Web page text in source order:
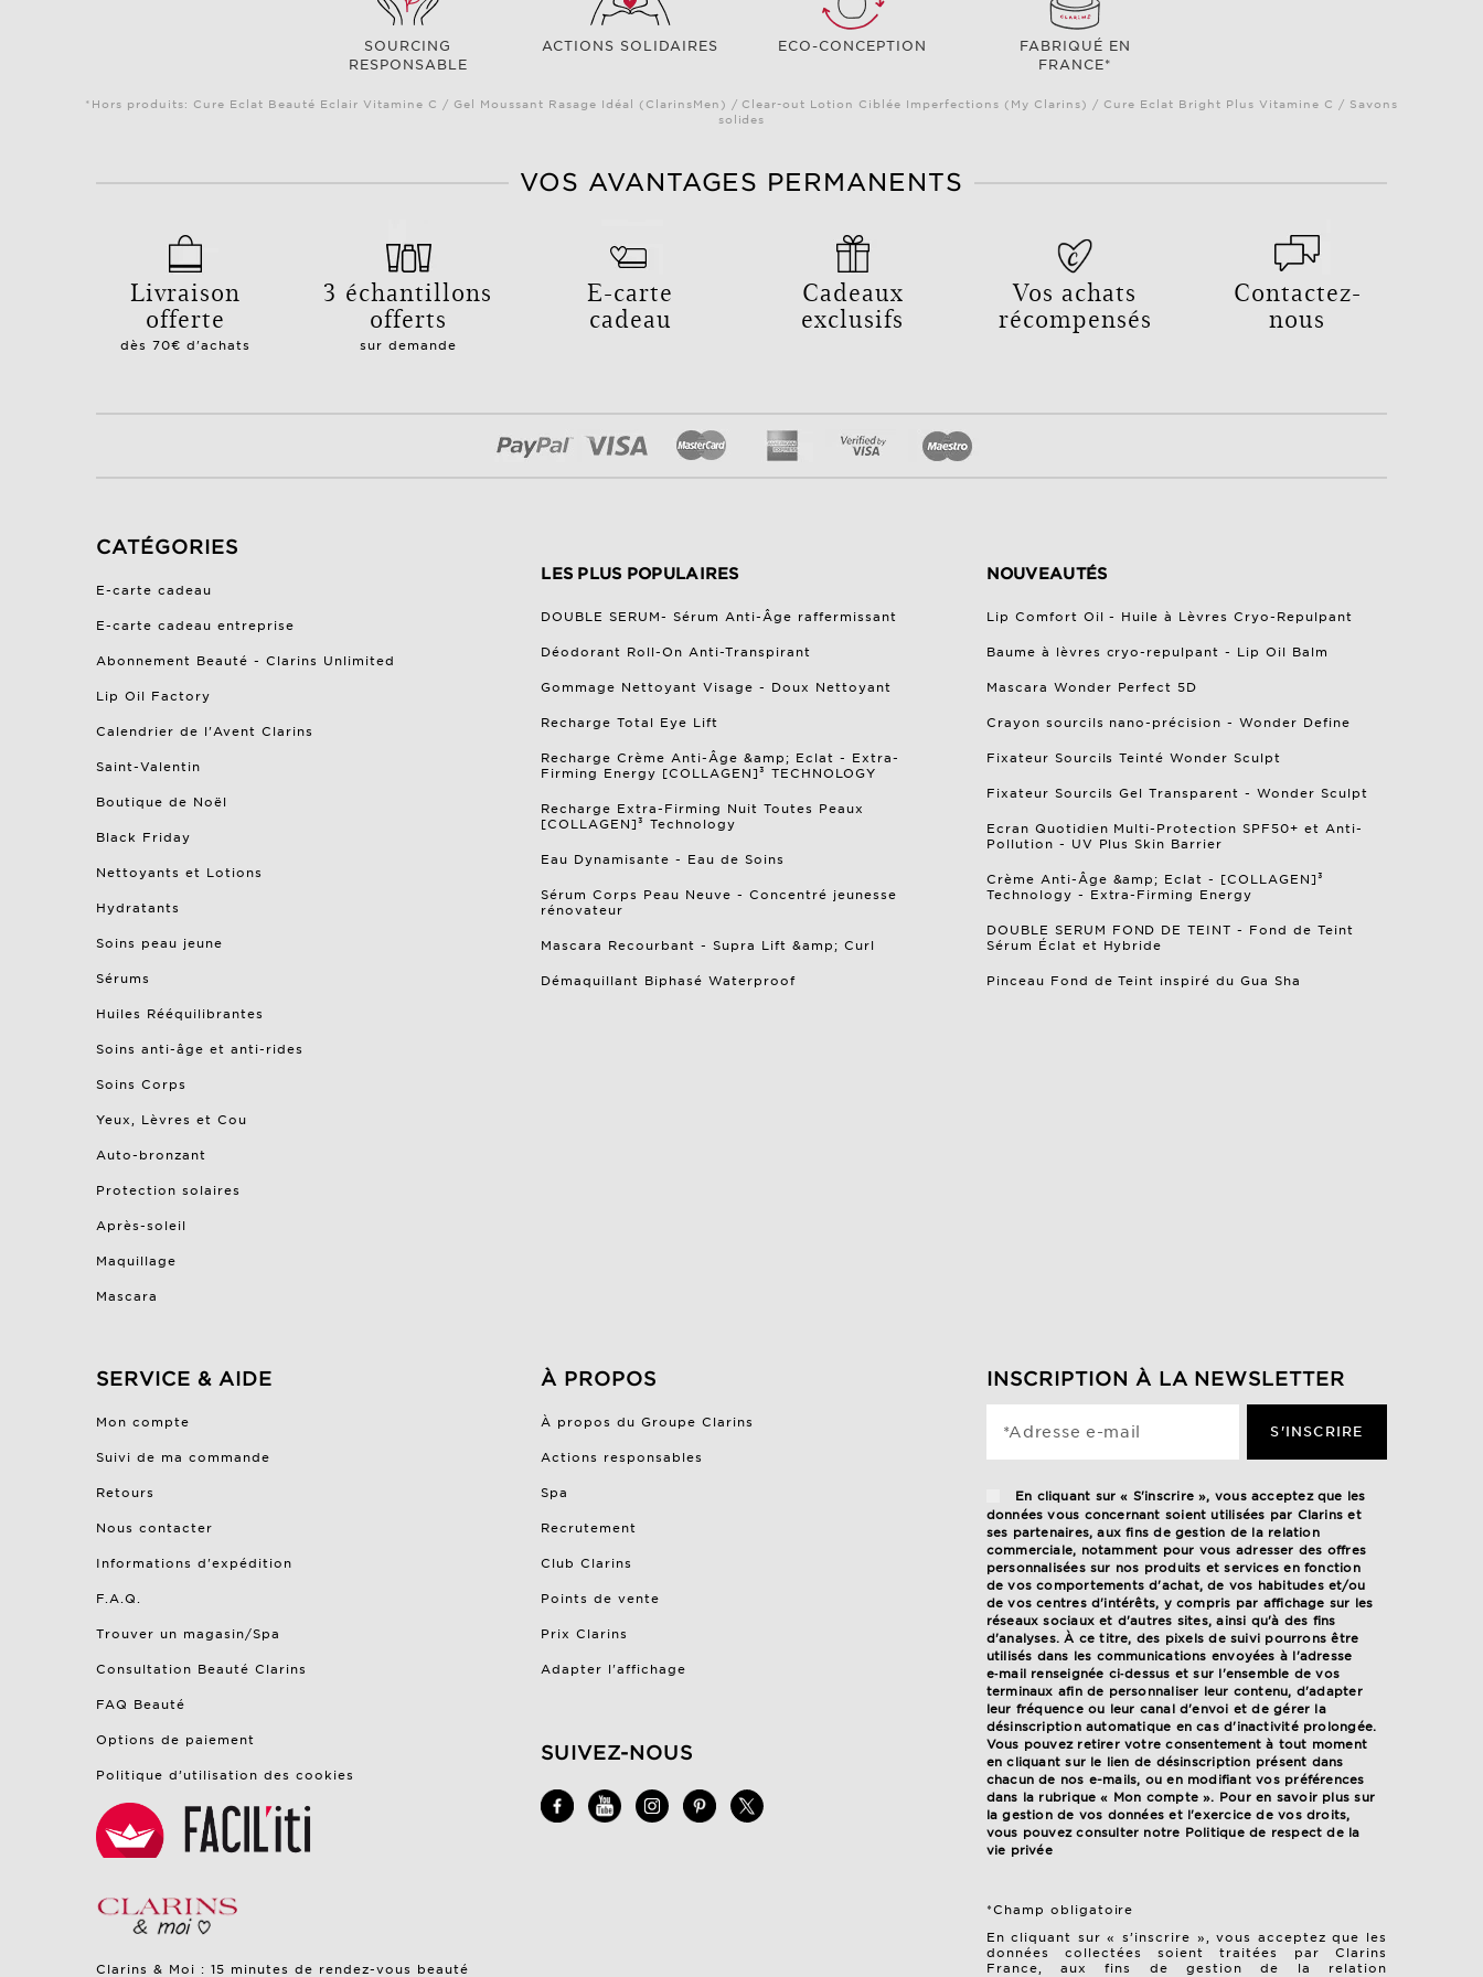
SOURCING
RESPONSABLE
ACTIONS SOLIDAIRES ECO-CONCEPTION
FABRIQUÉ EN
FRANCE*
*Hors produits: Cure Eclat Beauté Eclair Vitamine C / Gel Moussant Rasage Idéal (ClarinsMen) / Clear-out Lotion Ciblée Imperfections (My Clarins) / Cure Eclat Bright Plus Vitamine C / Savons
solides
VOS AVANTAGES PERMANENTS
Livraison
offerte
dès 70€ d'achats
3 échantillons
offerts
sur demande
E-carte
cadeau
Cadeaux
exclusifs
Vos achats
récompensés
Contactez-
nous
CATÉGORIES
E-carte cadeau
E-carte cadeau entreprise
Abonnement Beauté - Clarins Unlimited
Lip Oil Factory
Calendrier de l'Avent Clarins
Saint-Valentin
Boutique de Noël
Black Friday
Nettoyants et Lotions
Hydratants
Soins peau jeune
Sérums
Huiles Rééquilibrantes
Soins anti-âge et anti-rides
Soins Corps
Yeux, Lèvres et Cou
Auto-bronzant
Protection solaires
Après-soleil
Maquillage
Mascara
LES PLUS POPULAIRES
DOUBLE SERUM- Sérum Anti-Âge raffermissant
Déodorant Roll-On Anti-Transpirant
Gommage Nettoyant Visage​ - Doux Nettoyant
Recharge Total Eye Lift
Recharge Crème Anti-Âge &amp; Eclat - Extra-
Firming Energy [COLLAGEN]³ TECHNOLOGY
Recharge Extra-Firming Nuit Toutes Peaux
[COLLAGEN]³ Technology
Eau Dynamisante - Eau de Soins
Sérum Corps Peau Neuve - Concentré jeunesse
rénovateur
Mascara Recourbant - Supra Lift &amp; Curl
Démaquillant Biphasé Waterproof
NOUVEAUTÉS
Lip Comfort Oil - Huile à Lèvres Cryo-Repulpant
Baume à lèvres cryo-repulpant - Lip Oil Balm
Mascara Wonder Perfect 5D
Crayon sourcils nano-précision - Wonder Define
Fixateur Sourcils Teinté Wonder Sculpt
Fixateur Sourcils Gel Transparent - Wonder Sculpt
Ecran Quotidien Multi-Protection SPF50+ et Anti-
Pollution - UV Plus Skin Barrier
Crème Anti-Âge &amp; Eclat - [COLLAGEN]³
Technology - Extra-Firming Energy
DOUBLE SERUM FOND DE TEINT - Fond de Teint
Sérum Éclat et Hybride
Pinceau Fond de Teint inspiré du Gua Sha
SERVICE & AIDE
Mon compte
Suivi de ma commande
Retours
Nous contacter
Informations d'expédition
F.A.Q.
Trouver un magasin/Spa
Consultation Beauté Clarins
FAQ Beauté
Options de paiement
Politique d’utilisation des cookies
Clarins & Moi : 15 minutes de rendez-vous beauté
À PROPOS
À propos du Groupe Clarins
Actions responsables
Spa
Recrutement
Club Clarins
Points de vente
Prix Clarins
Adapter l'affichage
SUIVEZ-NOUS
INSCRIPTION À LA NEWSLETTER
*Adresse e-mail S'INSCRIRE
En cliquant sur « S'inscrire », vous acceptez que les
données vous concernant soient utilisées par Clarins et
ses partenaires, aux fins de gestion de la relation
commerciale, notamment pour vous adresser des offres
personnalisées sur nos produits et services en fonction
de vos comportements d'achat, de vos habitudes et/ou
de vos centres d'intérêts, y compris par affichage sur les
réseaux sociaux et d'autres sites, ainsi qu'à des fins
d'analyses. À ce titre, des pixels de suivi pourrons être
utilisés dans les communications envoyées à l'adresse
e‑mail renseignée ci‑dessus et sur l'ensemble de vos
terminaux afin de personnaliser leur contenu, d'adapter
leur fréquence ou leur canal d'envoi et de gérer la
désinscription automatique en cas d'inactivité prolongée.
Vous pouvez retirer votre consentement à tout moment
en cliquant sur le lien de désinscription présent dans
chacun de nos e-mails, ou en modifiant vos préférences
dans la rubrique « Mon compte ». Pour en savoir plus sur
la gestion de vos données et l'exercice de vos droits,
vous pouvez consulter notre Politique de respect de la
vie privée
*Champ obligatoire
En cliquant sur « s’inscrire », vous acceptez que les
données collectées soient traitées par Clarins
France, aux fins de gestion de la relation